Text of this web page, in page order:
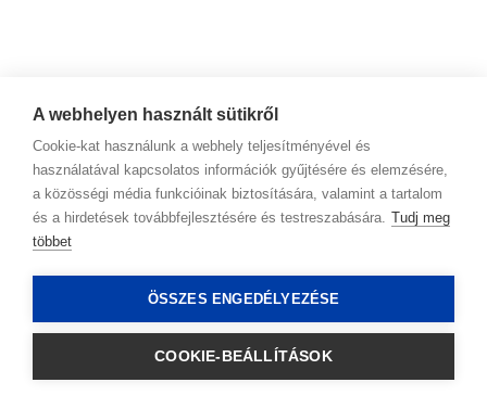
Kapcsolat
Adatkezelési irányelvek
A webhelyen használt sütikről
Cookie-kat használunk a webhely teljesítményével és
használatával kapcsolatos információk gyűjtésére és elemzésére,
a közösségi média funkcióinak biztosítására, valamint a tartalom
és a hirdetések továbbfejlesztésére és testreszabására. Tudj meg
többet
ÖSSZES ENGEDÉLYEZÉSE
COOKIE-BEÁLLÍTÁSOK